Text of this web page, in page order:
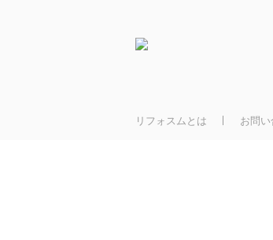
リフォスムとは お問